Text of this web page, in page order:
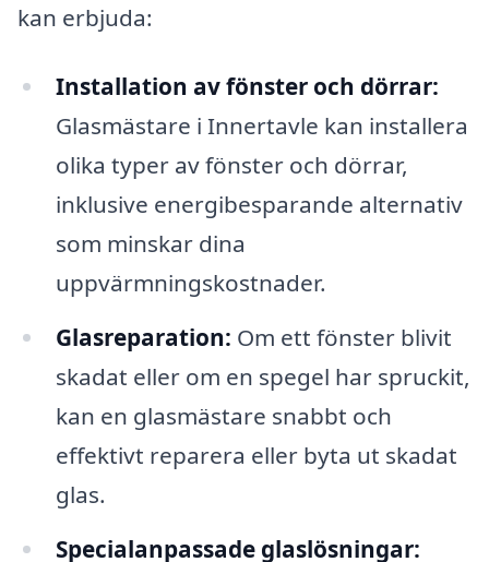
kan erbjuda:
Installation av fönster och dörrar:
Glasmästare i Innertavle kan installera
olika typer av fönster och dörrar,
inklusive energibesparande alternativ
som minskar dina
uppvärmningskostnader.
Glasreparation: Om ett fönster blivit
skadat eller om en spegel har spruckit,
kan en glasmästare snabbt och
effektivt reparera eller byta ut skadat
glas.
Specialanpassade glaslösningar: